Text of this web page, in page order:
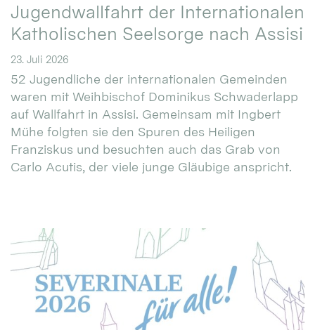
Jugendwallfahrt der Internationalen
Katholischen Seelsorge nach Assisi
23. Juli 2026
52 Jugendliche der internationalen Gemeinden
waren mit Weihbischof Dominikus Schwaderlapp
auf Wallfahrt in Assisi. Gemeinsam mit Ingbert
Mühe folgten sie den Spuren des Heiligen
Franziskus und besuchten auch das Grab von
Carlo Acutis, der viele junge Gläubige anspricht.